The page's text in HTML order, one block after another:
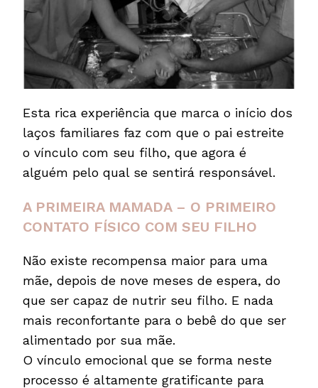
Esta rica experiência que marca o início dos
laços familiares faz com que o pai estreite
o vínculo com seu filho, que agora é
alguém pelo qual se sentirá responsável.
A PRIMEIRA MAMADA – O PRIMEIRO
CONTATO FÍSICO COM SEU FILHO
Não existe recompensa maior para uma
mãe, depois de nove meses de espera, do
que ser capaz de nutrir seu filho. E nada
mais reconfortante para o bebê do que ser
alimentado por sua mãe.
O vínculo emocional que se forma neste
processo é altamente gratificante para